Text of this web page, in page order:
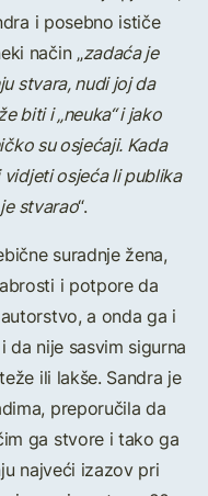
i posebno ističe
način „zadaća je
stvara, nudi joj da
biti i „neuka“ i jako
su osjećaji. Kada
osjeća li publika
stvarao“.
suradnje žena,
i potpore da
a onda ga i
da nije sasvim sigurna
ili lakše. Sandra je
preporučila da
ga stvore i tako ga
najveći izazov pri